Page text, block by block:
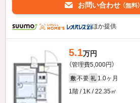
お問い合わせ （無料）
ほか提供
5.1万円
（管理費5,000円）
敷 不要 礼 1.0ヶ月
1階 / 1K / 22.35㎡